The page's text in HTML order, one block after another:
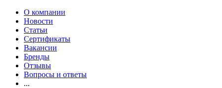
О компании
Новости
Статьи
Сертификаты
Вакансии
Бренды
Отзывы
Вопросы и ответы
...